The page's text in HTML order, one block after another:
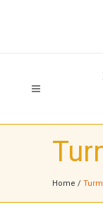
Home /